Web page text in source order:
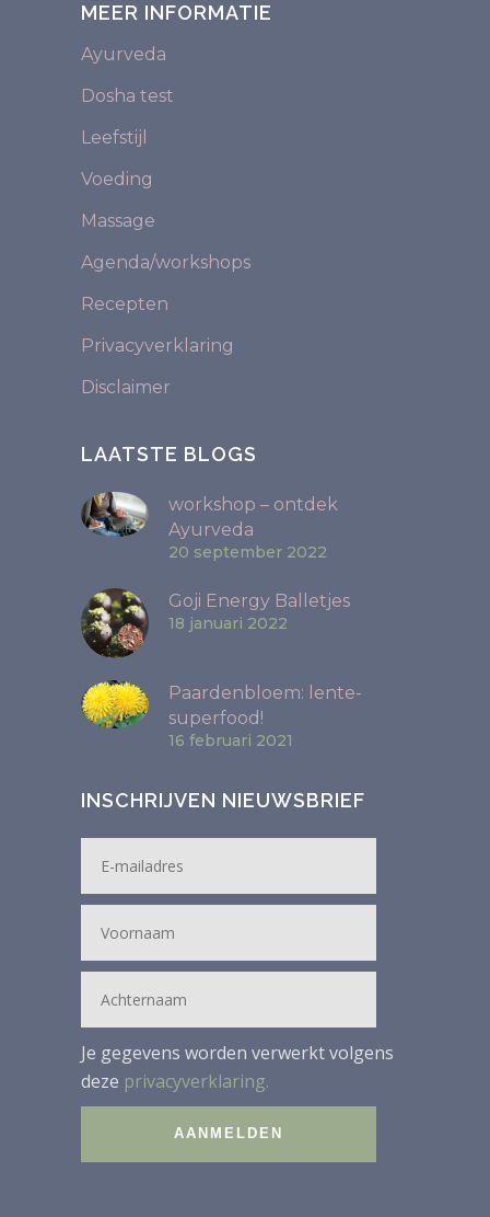
MEER INFORMATIE
Ayurveda
Dosha test
Leefstijl
Voeding
Massage
Agenda/workshops
Recepten
Privacyverklaring
Disclaimer
LAATSTE BLOGS
workshop – ontdek
Ayurveda
20 september 2022
Goji Energy Balletjes
18 januari 2022
Paardenbloem: lente-
superfood!
16 februari 2021
INSCHRIJVEN NIEUWSBRIEF
Je gegevens worden verwerkt volgens
deze privacyverklaring.